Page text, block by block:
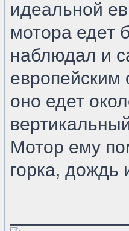
идеальной
мотора едет
наблюдал и
европейским
оно едет
Мотор ему
горка, дождь